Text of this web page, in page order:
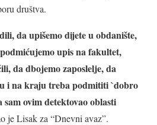
društva.
da upišemo dijete u obdanište,
upis na fakultet,
da dbojemo zaposlelje, da
i na kraju treba podmititi `dobro
ovim detektovao oblasti
je Lisak za “Dnevni avaz”.